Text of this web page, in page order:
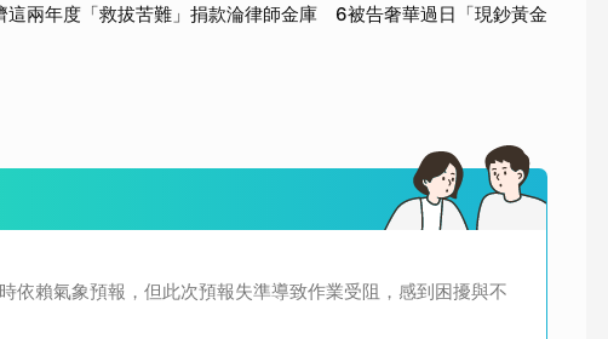
這兩年度「救拔苦難」捐款淪律師金庫 6被告奢華過日「現鈔黃金
依賴氣象預報，但此次預報失準導致作業受阻，感到困擾與不